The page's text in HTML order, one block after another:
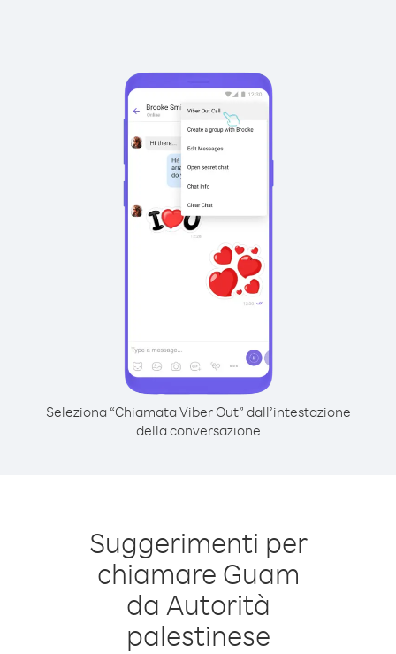
Seleziona “Chiamata Viber Out” dall’intestazione
della conversazione
Suggerimenti per
chiamare Guam
da Autorità
palestinese